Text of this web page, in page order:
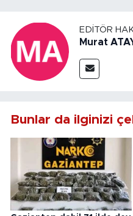
EDITÖR
Murat
Bunlar da ilginizi